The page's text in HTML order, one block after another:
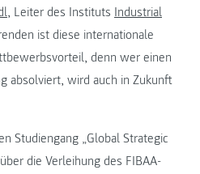
, Leiter des Instituts Industrial
ist diese internationale
denn wer einen
absolviert, wird auch in Zukunft
Studiengang „Global Strategic
die Verleihung des FIBAA-